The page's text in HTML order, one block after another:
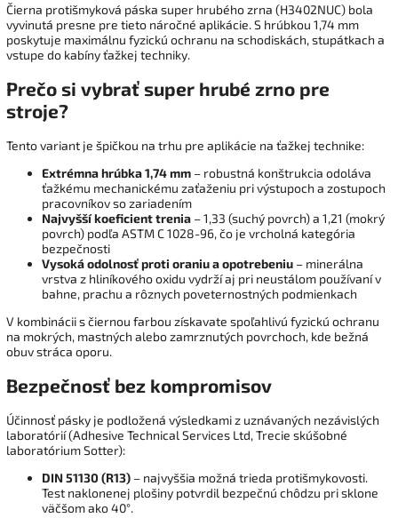
Čierna protišmyková páska super hrubého zrna (H3402NUC) bola
vyvinutá presne pre tieto náročné aplikácie. S hrúbkou 1,74 mm
poskytuje maximálnu fyzickú ochranu na schodiskách, stupátkach a
vstupe do kabíny ťažkej techniky.
Prečo si vybrať super hrubé zrno pre
stroje?
Tento variant je špičkou na trhu pre aplikácie na ťažkej technike:
Extrémna hrúbka 1,74 mm – robustná konštrukcia odoláva
ťažkému mechanickému zaťaženiu pri výstupoch a zostupoch
pracovníkov so zariadením
Najvyšší koeficient trenia – 1,33 (suchý povrch) a 1,21 (mokrý
povrch) podľa ASTM C 1028-96, čo je vrcholná kategória
bezpečnosti
Vysoká odolnosť proti oraniu a opotrebeniu – minerálna
vrstva z hliníkového oxidu vydrží aj pri neustálom používaní v
bahne, prachu a rôznych poveternostných podmienkach
V kombinácii s čiernou farbou získavate spoľahlivú fyzickú ochranu
na mokrých, mastných alebo zamrznutých povrchoch, kde bežná
obuv stráca oporu.
Bezpečnosť bez kompromisov
Účinnosť pásky je podložená výsledkami z uznávaných nezávislých
laboratórií (Adhesive Technical Services Ltd, Trecie skúšobné
laboratórium Sotter):
DIN 51130 (R13) – najvyššia možná trieda protišmykovosti.
Test naklonenej plošiny potvrdil bezpečnú chôdzu pri sklone
väčšom ako 40°.